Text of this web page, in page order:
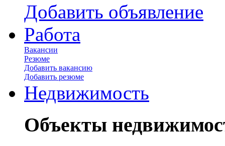
Добавить объявление
Работа
Вакансии
Резюме
Добавить вакансию
Добавить резюме
Недвижимость
Объекты